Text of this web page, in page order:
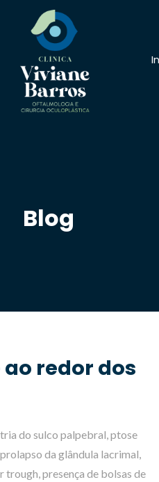
Blog
redor dos
do sulco palpebral, ptose
da glândula lacrimal,
presença de bolsas de